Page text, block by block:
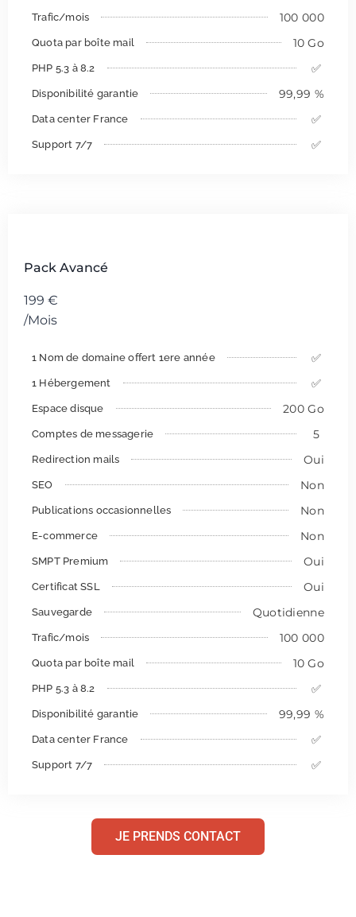
Trafic/mois 100 000
Quota par boîte mail 10 Go
PHP 5.3 à 8.2 ✅
Disponibilité garantie 99,99 %
Data center France ✅
Support 7/7 ✅
Pack Avancé
199 €
/Mois
1 Nom de domaine offert 1ere année ✅
1 Hébergement ✅
Espace disque 200 Go
Comptes de messagerie 5
Redirection mails Oui
SEO Non
Publications occasionnelles Non
E-commerce Non
SMPT Premium Oui
Certificat SSL Oui
Sauvegarde Quotidienne
Trafic/mois 100 000
Quota par boîte mail 10 Go
PHP 5.3 à 8.2 ✅
Disponibilité garantie 99,99 %
Data center France ✅
Support 7/7 ✅
JE PRENDS CONTACT